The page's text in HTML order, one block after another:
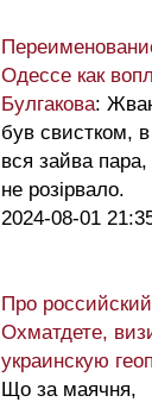
Одессе как
Булгакова:
був свистком,
вся зайва
не розірвало.
2024-08-01
Про
Охматдете,
украинскую
Що за маячня,